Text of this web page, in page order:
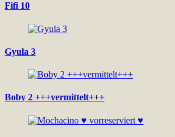
Fifi 10
Gyula 3
Boby 2 +++vermittelt+++